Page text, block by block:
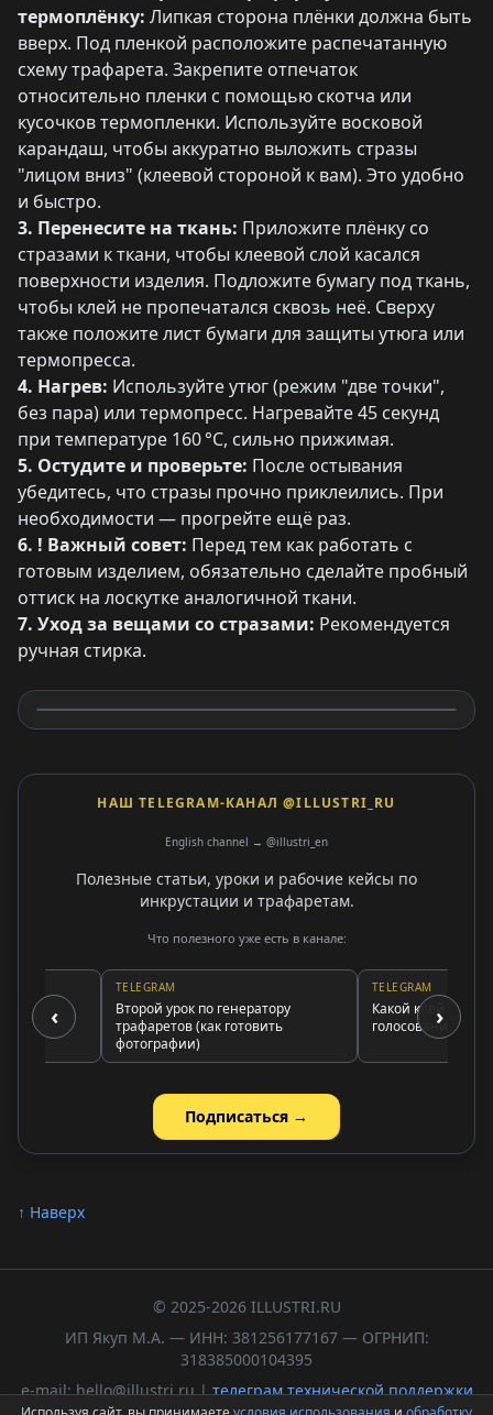
термоплёнку: Липкая сторона плёнки должна быть
вверх. Под пленкой расположите распечатанную
схему трафарета. Закрепите отпечаток
относительно пленки с помощью скотча или
кусочков термопленки. Используйте восковой
карандаш, чтобы аккуратно выложить стразы
"лицом вниз" (клеевой стороной к вам). Это удобно
и быстро.
3. Перенесите на ткань: Приложите плёнку со
стразами к ткани, чтобы клеевой слой касался
поверхности изделия. Подложите бумагу под ткань,
чтобы клей не пропечатался сквозь неё. Сверху
также положите лист бумаги для защиты утюга или
термопресса.
4. Нагрев: Используйте утюг (режим "две точки",
без пара) или термопресс. Нагревайте 45 секунд
при температуре 160 °C, сильно прижимая.
5. Остудите и проверьте: После остывания
убедитесь, что стразы прочно приклеились. При
необходимости — прогрейте ещё раз.
6. ! Важный совет: Перед тем как работать с
готовым изделием, обязательно сделайте пробный
оттиск на лоскутке аналогичной ткани.
7. Уход за вещами со стразами: Рекомендуется
ручная стирка.
НАШ TELEGRAM-КАНАЛ @ILLUSTRI_RU
English channel → @illustri_en
Полезные статьи, уроки и рабочие кейсы по
инкрустации и трафаретам.
Что полезного уже есть в канале:
‹
TELEGRAM
Второй урок по генератору
трафаретов (как готовить
фотографии)
TELEGRAM
Какой клей
голосование и
›
Подписаться →
↑ Наверх
© 2025-2026 ILLUSTRI.RU
ИП Якуп М.А. — ИНН: 381256177167 — ОГРНИП:
318385000104395
e-mail: hello@illustri.ru |телеграм технической поддержки